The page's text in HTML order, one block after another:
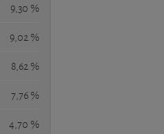
9,30 %
9,02 %
8,62 %
7,76 %
4,70 %